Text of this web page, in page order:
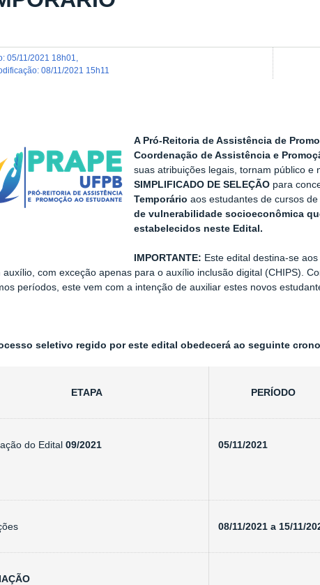
:05/11/2021 18h01
:08/11/2021 15h11
A Pró-Reitoria de Assistência de
Coordenação de Assistência e
suas atribuições legais, tornam público e
SIMPLIFICADO DE SELEÇÃOpara
Temporário aos estudantes de cursos de
de vulnerabilidade socioeconômica
estabelecidos neste Edital.
IMPORTANTE: Este edital destina-se
auxílio, com exceção apenas para o auxílio inclusão digital (CHIPS).
períodos, este vem com a intenção de auxiliar estes novos
seletivo regido por este edital obedecerá ao seguinte
ETAPA PERÍODO
do Edital 09/2021 05/11/2021
08/11/2021 a 15/11/